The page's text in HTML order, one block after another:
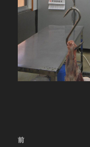
投
前
前